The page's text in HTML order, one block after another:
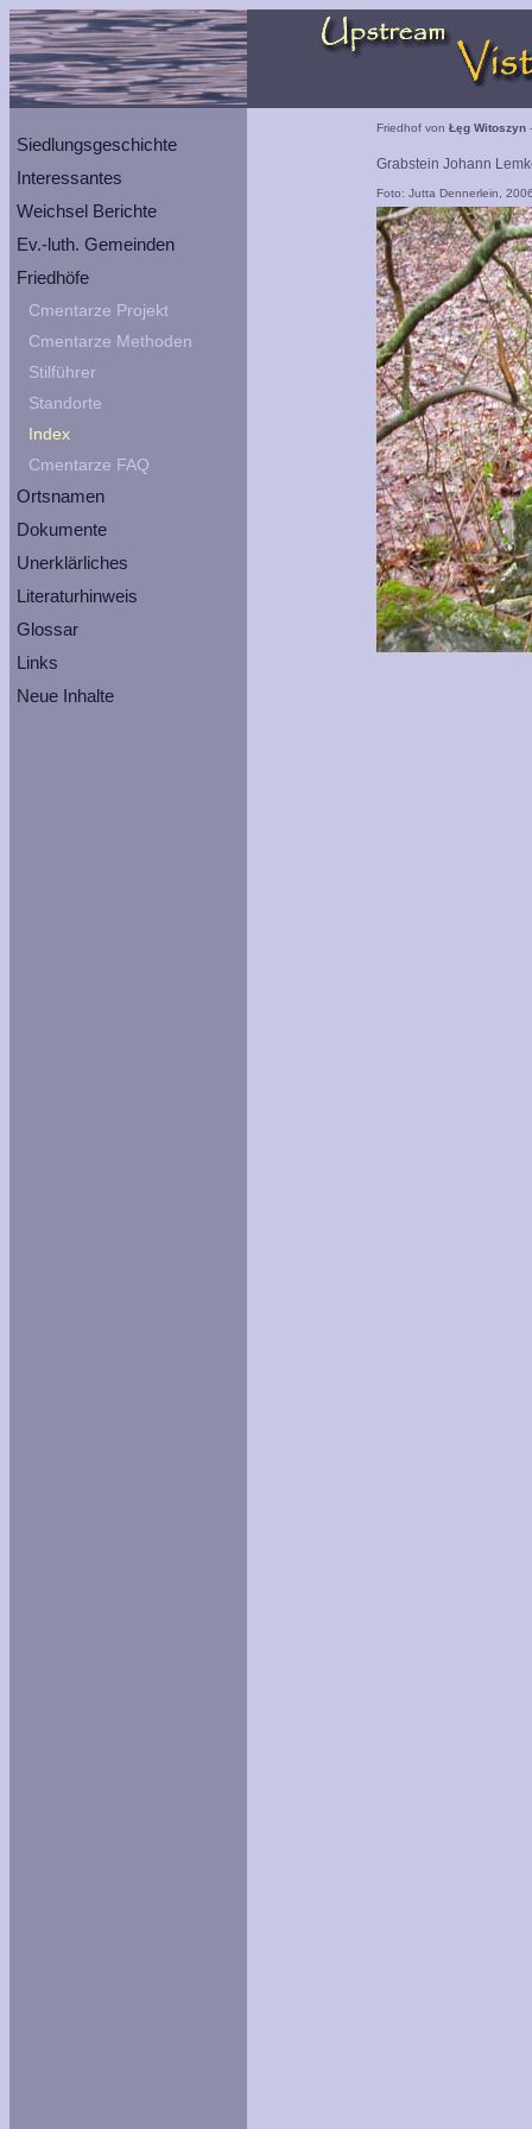
Siedlungsgeschichte
Interessantes
Weichsel Berichte
Ev.-luth. Gemeinden
Friedhöfe
Cmentarze Projekt
Cmentarze Methoden
Stilführer
Standorte
Index
Cmentarze FAQ
Ortsnamen
Dokumente
Unerklärliches
Literaturhinweis
Glossar
Links
Neue Inhalte
Friedhof von Łęg Witoszyn
Grabstein Johann
Foto: Jutta Dennerlein,